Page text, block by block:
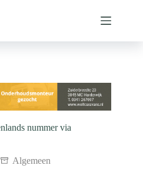
nummer via
Algemeen